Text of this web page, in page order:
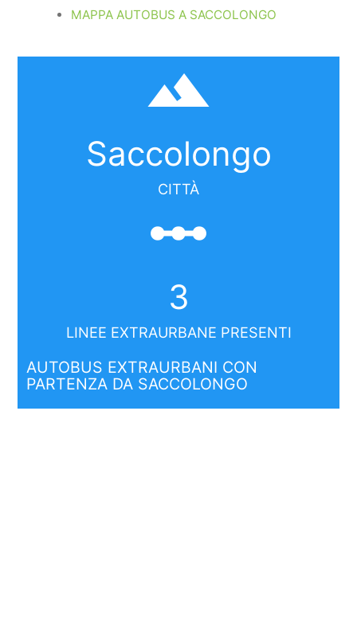
MAPPA AUTOBUS A SACCOLONGO
filter_hdr
Saccolongo
CITTÀ
linear_scale
3
LINEE EXTRAURBANE PRESENTI
AUTOBUS EXTRAURBANI CON
PARTENZA DA SACCOLONGO